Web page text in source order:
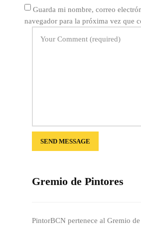
Guarda mi nombre, correo
navegador para la próxima vez que
Gremio de Pintores
PintorBCN pertenece al Gremio de